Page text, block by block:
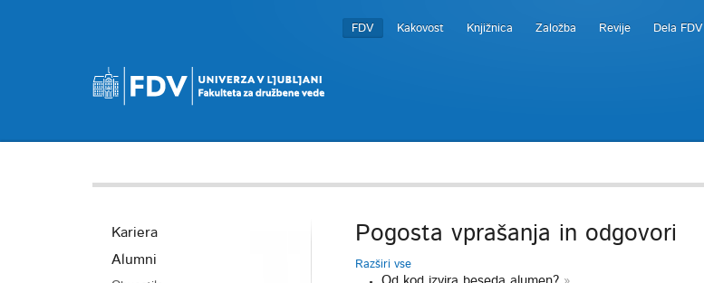
FDV Kakovost Knjižnica Založba Revije Dela FDV
Kariera
Alumni
Pogosta vprašanja in odgovori
Razširi vse